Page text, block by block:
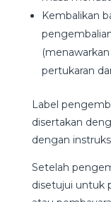
Kembalikan
pertukaran
Label
disertakan
dengan
Setelah
disetujui untuk